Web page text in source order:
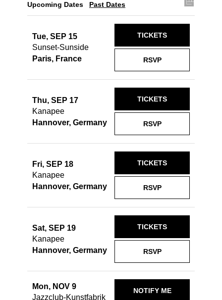
Upcoming Dates Past Dates
Tue, SEP 15
Sunset-Sunside
Paris, France
RSVP
TICKETS
Thu, SEP 17
Kanapee
Hannover, Germany
RSVP
TICKETS
Fri, SEP 18
Kanapee
Hannover, Germany
RSVP
TICKETS
Sat, SEP 19
Kanapee
Hannover, Germany
RSVP
TICKETS
Mon, NOV 9
Jazzclub-Kunstfabrik
NOTIFY ME